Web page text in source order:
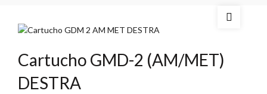
Cartucho GMD-2 (AM/MET)
DESTRA